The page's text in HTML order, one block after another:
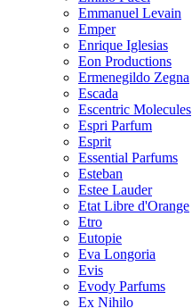
Emmanuel Levain
Emper
Enrique Iglesias
Eon Productions
Ermenegildo Zegna
Escada
Escentric Molecules
Espri Parfum
Esprit
Essential Parfums
Esteban
Estee Lauder
Etat Libre d'Orange
Etro
Eutopie
Eva Longoria
Evis
Evody Parfums
Ex Nihilo